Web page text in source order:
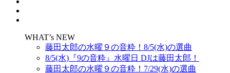
WHAT’s NEW
藤田太郎の水曜９の音粋！8/5(水)の選曲
8/5(水)『9の音粋』水曜日 DJは藤田太郎！
藤田太郎の水曜９の音粋！7/29(水)の選曲